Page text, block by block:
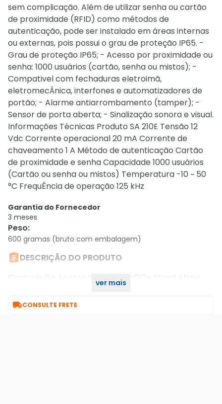
sem complicação. Além de utilizar senha ou cartão
de proximidade (RFID) como métodos de
autenticação, pode ser instalado em áreas internas
ou externas, pois possui o grau de proteção IP65. -
Grau de proteção IP65; - Acesso por proximidade ou
senha: 1000 usuários (cartão, senha ou mistos); -
Compativel com fechaduras eletroimã,
eletromecÂnica, interfones e automatizadores de
portão; - Alarme antiarrombamento (tamper); -
Sensor de porta aberta; - Sinalização sonora e visual.
Informações Técnicas Produto SA 210E Tensão 12
Vdc Corrente operacional 20 mA Corrente de
chaveamento 1 A Método de autenticação Cartão
de proximidade e senha Capacidade 1000 usuários
(Cartão ou senha ou mistos) Temperatura -10 ~ 50
°C FrequÊncia de operação 125 kHz
Garantia do Fornecedor
3 meses
Peso:
600 gramas (bruto com embalagem)
DESCRIÇÃO DO PRODUTO
Controle De Acesso Intelbras Sa210e Stand Alone
ver mais
CONSULTE FRETE